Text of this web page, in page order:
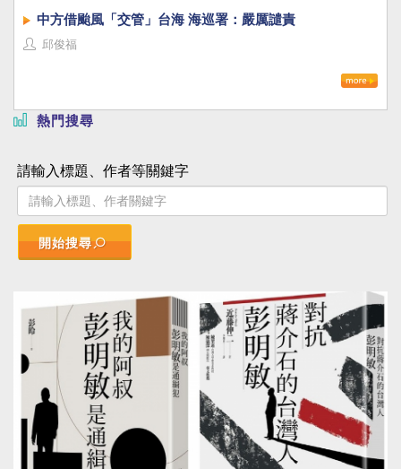
中方借颱風「交管」台海 海巡署：嚴厲譴責
邱俊福
熱門搜尋
請輸入標題、作者等關鍵字
開始搜尋